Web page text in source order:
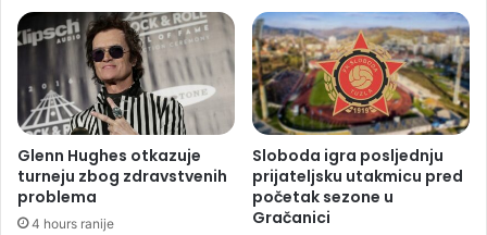
Glenn Hughes otkazuje
turneju zbog zdravstvenih
problema
4 hours ranije
Sloboda igra posljednju
prijateljsku utakmicu pred
početak sezone u
Gračanici